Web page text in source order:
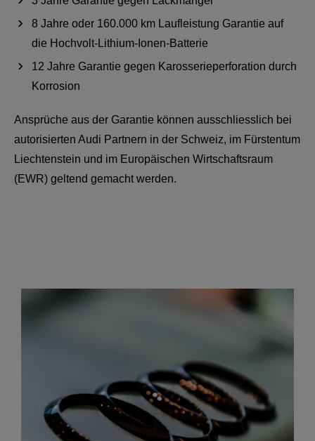
8 Jahre oder 160.000 km Laufleistung Garantie auf
die Hochvolt-Lithium-Ionen-Batterie
12 Jahre Garantie gegen Karosserieperforation durch
Korrosion
Ansprüche aus der Garantie können ausschliesslich bei
autorisierten Audi Partnern in der Schweiz, im Fürstentum
Liechtenstein und im Europäischen Wirtschaftsraum
(EWR) geltend gemacht werden.